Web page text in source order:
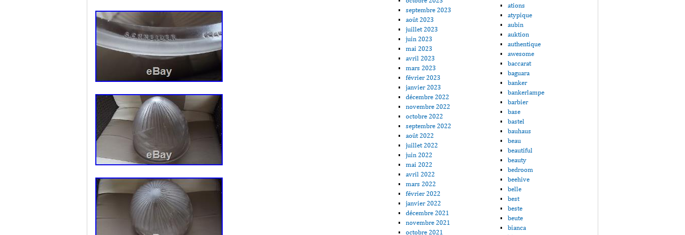
septembre 2023
août 2023
juillet 2023
juin 2023
mai 2023
avril 2023
mars 2023
février 2023
janvier 2023
décembre 2022
novembre 2022
octobre 2022
septembre 2022
août 2022
juillet 2022
juin 2022
mai 2022
avril 2022
mars 2022
février 2022
janvier 2022
décembre 2021
novembre 2021
octobre 2021
ations
atypique
aubin
auktion
authentique
awesome
baccarat
baguara
banker
bankerlampe
barbier
base
bastel
bauhaus
beau
beautiful
beauty
bedroom
beehive
belle
best
beste
beute
bianca